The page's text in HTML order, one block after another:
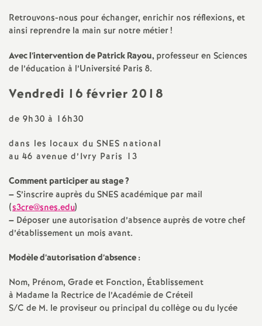
s
e
i
n
e
Retrouvons-nous pour échanger, enrichir nos réflexions, et
ainsi reprendre la main sur notre métier!
Avec l’intervention de Patrick Rayou,professeur en Sciences
de l’éducation à l’Université Paris 8.
Vendredi 16 février 2018
de 9h30 à 16h30
dans les locaux du SNES national
au 46 avenue d’Ivry Paris 13
Comment participer au stage?
–S’inscrire auprès duSNESacadémique par mail
(s3cre@snes.edu)
– Déposer une autorisation d’absence auprès de votre chef
d’établissement un mois avant.
Modèle d’autorisation d’absence :
Nom, Prénom, Grade et Fonction, Établissement
à Madame la Rectrice de l’Académie de Créteil
S/C de M. le proviseur ou principal du collège ou du lycée